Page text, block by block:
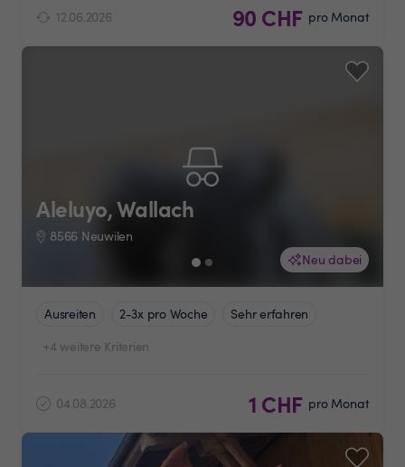
12.06.2026 90 CHF pro Monat
Neu dabei
Aleluyo, Wallach
8566 Neuwilen
Ausreiten 2-3x pro Woche
Sehr erfahren
+4 weitere Kriterien
04.08.2026 1 CHF pro Monat